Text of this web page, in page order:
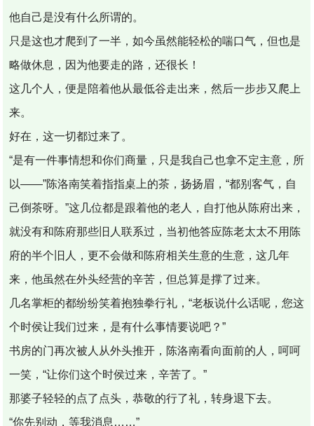
他自己是没有什么所谓的。
只是这也才爬到了一半，如今虽然能轻松的喘口气，但也是
略做休息，因为他要走的路，还很长！
这几个人，便是陪着他从最低谷走出来，然后一步步又爬上
来。
好在，这一切都过来了。
“是有一件事情想和你们商量，只是我自己也拿不定主意，所
以——”陈洛南笑着指指桌上的茶，扬扬眉，“都别客气，自
己倒茶呀。”这几位都是跟着他的老人，自打他从陈府出来，
就没有和陈府那些旧人联系过，当初他答应陈老太太不用陈
府的半个旧人，更不会做和陈府相关生意的生意，这几年
来，他虽然在外头经营的辛苦，但总算是撑了过来。
几名掌柜的都纷纷笑着抱独拳行礼，“老板说什么话呢，您这
个时侯让我们过来，是有什么事情要说吧？”
书房的门再次被人从外头推开，陈洛南看向面前的人，呵呵
一笑，“让你们这个时侯过来，辛苦了。”
那婆子轻轻的点了点头，恭敬的行了礼，转身退下去。
“你先别动，等我消息……”